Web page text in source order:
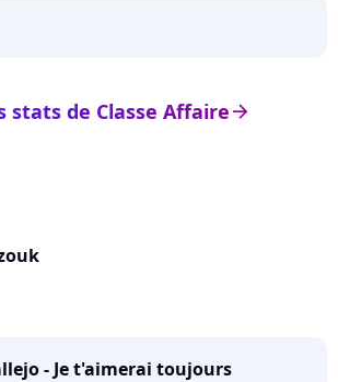
arrow_right
stats de Classe Affaire
- Je t'aimerai toujours